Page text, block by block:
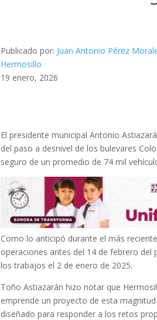
Publicado por: Juan Antonio Pérez
Hermosillo
19 enero, 2026
El presidente municipal Antonio
del paso a desnivel de los bulevares
seguro de un promedio de 74 mil
Como lo anticipó durante el más
operaciones antes del 14 de febrero
los trabajos el 2 de enero de 2025.
Toño Astiazarán hizo notar que
emprende un proyecto de esta
diseñado para responder a los retos